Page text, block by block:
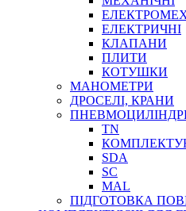
ЕЛЕКТРИЧНІ
КЛАПАНИ
ПЛИТИ
КОТУШКИ
МАНОМЕТРИ
ДРОСЕЛІ, КРАНИ
TN
SDA
SC
MAL
ПІДГОТОВКА